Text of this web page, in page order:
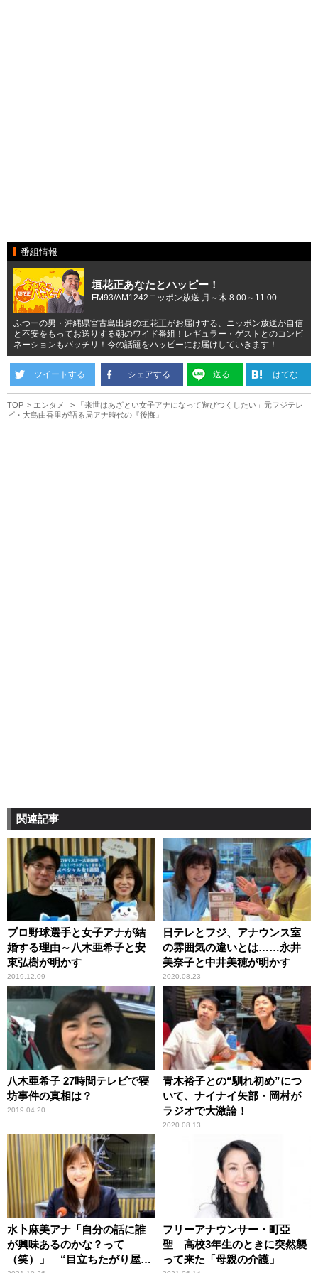
番組情報
垣花正あなたとハッピー！
FM93/AM1242ニッポン放送 月～木 8:00～11:00
ふつーの男・沖縄県宮古島出身の垣花正がお届けする、ニッポン放送が自信
と不安をもってお送りする朝のワイド番組！レギュラー・ゲストとのコンビ
ネーションもバッチリ！今の話題をハッピーにお届けしていきます！
ツイートする シェアする 送る はてな
TOP エンタメ
「来世はあざとい女子アナになって遊びつくしたい」元フジテレ
ビ・大島由香里が語る局アナ時代の『後悔』
関連記事
プロ野球選手と女子アナが結
婚する理由～八木亜希子と安
東弘樹が明かす
2019.12.09
日テレとフジ、アナウンス室
の雰囲気の違いとは……永井
美奈子と中井美穂が明かす
2020.08.23
八木亜希子 27時間テレビで寝
坊事件の真相は？
2019.04.20
青木裕子との“馴れ初め”につ
いて、ナイナイ矢部・岡村が
ラジオで大激論！
2020.08.13
水卜麻美アナ「自分の話に誰
が興味あるのかな？って
（笑）」 “目立ちたがり屋な
フリーアナウンサー・町亞
聖 高校3年生のときに突然襲
って来た「母親の介護」